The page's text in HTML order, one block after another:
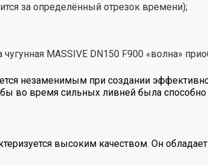
за определённый отрезок времени);
MASSIVE DN150 F900 «волна»
незаменимым при создании
во время сильных ливней была
высоким качеством. Он